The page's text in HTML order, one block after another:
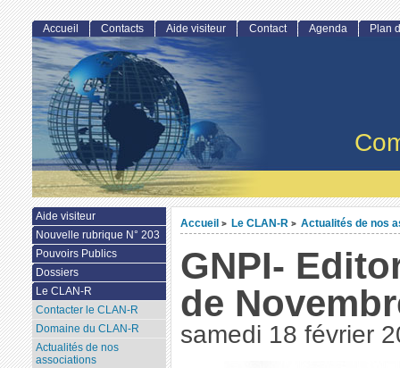
Accueil > Le CLAN-R > Actualités de nos
GNPI-
de
samedi 18 février
Accueil Contacts Aide visiteur Contact Agenda Plan
Aide visiteur
Nouvelle rubrique N° 203
Pouvoirs Publics
Dossiers
Le CLAN-R
Contacter le CLAN-R
Domaine du CLAN-R
Actualités de nos
associations